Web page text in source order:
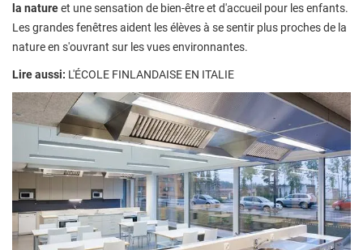
la natureet une sensation de bien-être et d'accueil pour les enfants.
Les grandes fenêtres aident les élèves à se sentir plus proches de la
nature en s'ouvrant sur les vues environnantes.
Lire aussi: L'ÉCOLE FINLANDAISE EN ITALIE